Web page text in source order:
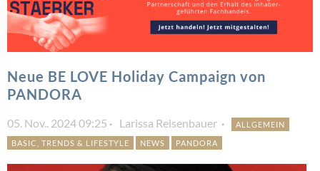
Neue BE LOVE Holiday Campaign von
PANDORA
05. Nov.. 2024 09:25 Larissa Reisenbauer
ALLGEMEIN
BASIC, TRENDS & LIFESTYLE
NEWS PANDORA